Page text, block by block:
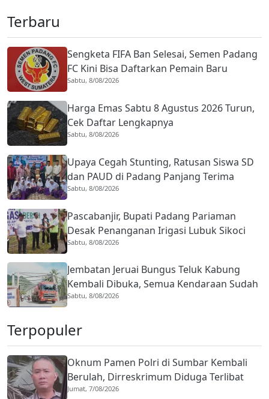
Terbaru
Sengketa FIFA Ban Selesai, Semen Padang
FC Kini Bisa Daftarkan Pemain Baru
Sabtu, 8/08/2026
Harga Emas Sabtu 8 Agustus 2026 Turun,
Cek Daftar Lengkapnya
Sabtu, 8/08/2026
Upaya Cegah Stunting, Ratusan Siswa SD
dan PAUD di Padang Panjang Terima
Bantuan Telur
Sabtu, 8/08/2026
Pascabanjir, Bupati Padang Pariaman
Desak Penanganan Irigasi Lubuk Sikoci
dan Padang Laweh
Sabtu, 8/08/2026
Jembatan Jeruai Bungus Teluk Kabung
Kembali Dibuka, Semua Kendaraan Sudah
Bisa Melintas
Sabtu, 8/08/2026
Terpopuler
Oknum Pamen Polri di Sumbar Kembali
Berulah, Dirreskrimum Diduga Terlibat
Kekerasan dengan Seorang Sopir
Jumat, 7/08/2026